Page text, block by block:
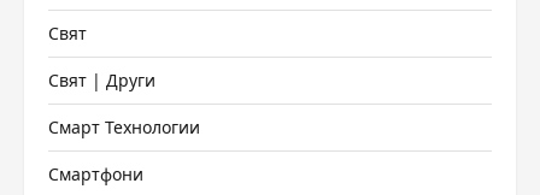
Свят
Свят | Други
Смарт Технологии
Смартфони